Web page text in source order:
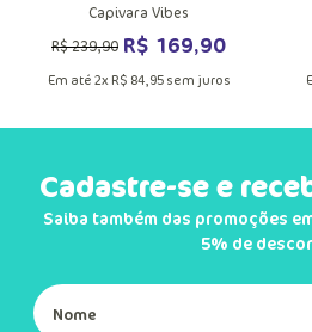
Capivara Vibes
R$239,90 R$ 169,90
Em até 2x R$ 84,95sem juros
Cadastre-se e
Saiba também das promoções
5% de